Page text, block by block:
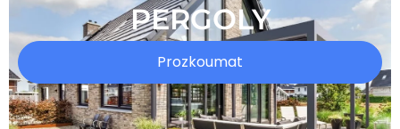
PERGOLY
Prozkoumat